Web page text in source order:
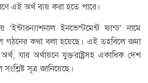
এই অর্থ ব্যয় করা হতে পারে।
‘ইন্টারন্যাশনাল ইনভেস্টমেন্ট ফান্ড’ নামে
গঠনের কথা বলা হয়েছে। এই তহবিলে জমা
যার অর্থায়নে যুক্তরাষ্ট্রসহ একাধিক দেশ
সূত্র জানিয়েছে।